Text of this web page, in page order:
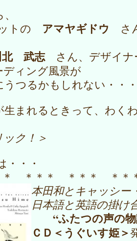
トの
アマヤギドウ
さ
武志
さん、デザイナ
ィング風景が
うつるかもしれない・・
生まれるときって、わく
ック！＞
・・・
＊ ＊＊＊ ＊＊＊
本田和とキャッシー
日本語と英語の掛け
“ふたつの声の
ＣＤ＜うぐいす姫＞